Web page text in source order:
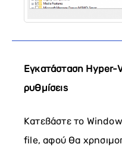
Εγκατάσταση Hyper-
ρυθμίσεις
Κατεβάστε το
file, αφού θα